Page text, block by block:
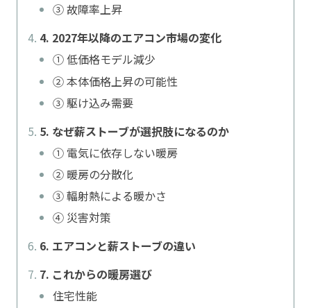
③ 故障率上昇
4. 2027年以降のエアコン市場の変化
① 低価格モデル減少
② 本体価格上昇の可能性
③ 駆け込み需要
5. なぜ薪ストーブが選択肢になるのか
① 電気に依存しない暖房
② 暖房の分散化
③ 輻射熱による暖かさ
④ 災害対策
6. エアコンと薪ストーブの違い
7. これからの暖房選び
住宅性能